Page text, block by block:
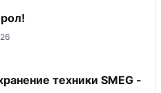
техники SMEG -